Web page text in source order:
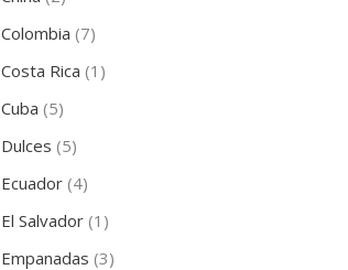
Colombia (7)
Costa Rica (1)
Cuba (5)
Dulces (5)
Ecuador (4)
El Salvador (1)
Empanadas (3)